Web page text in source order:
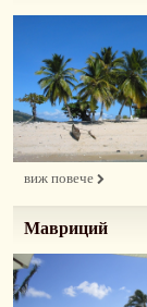
виж повече
Мавриций